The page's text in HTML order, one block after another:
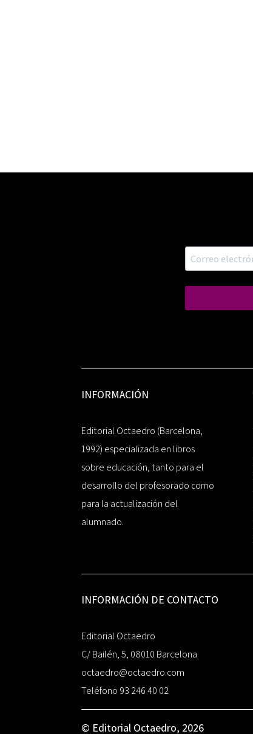
INFORMACIÓN
Editorial Octaedro (Barcelona,
1992) especializada en libros
sobre educación, tanto para el
desarrollo del profesorado como
para la actualización del
alumnado.
INFORMACIÓN DE CONTACTO
Editorial Octaedro
C/ Bailén, 5, 08010 Barcelona
octaedro@octaedro.com
Teléfono 93 246 40 02
© Editorial Octaedro, 2026